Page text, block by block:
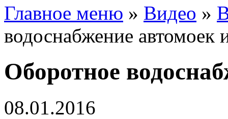
Главное меню » Видео »
водоснабжение автомоек
Оборотное
08.01.2016